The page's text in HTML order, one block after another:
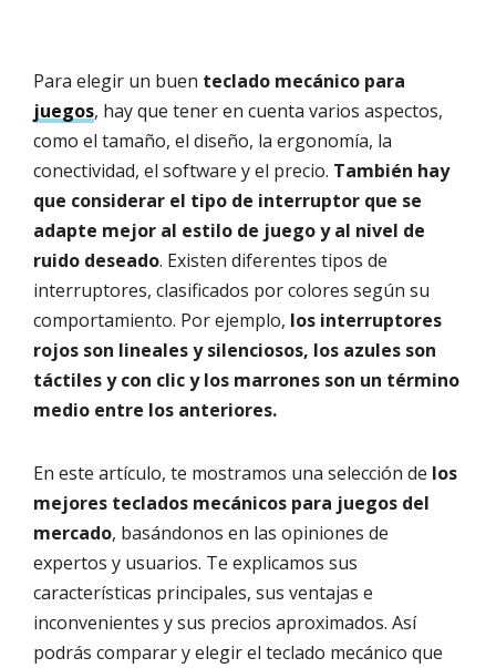
Para elegir un buen teclado mecánico para
juegos, hay que tener en cuenta varios aspectos,
como el tamaño, el diseño, la ergonomía, la
conectividad, el software y el precio. También hay
que considerar el tipo de interruptor que se
adapte mejor al estilo de juego y al nivel de
ruido deseado. Existen diferentes tipos de
interruptores, clasificados por colores según su
comportamiento. Por ejemplo, los interruptores
rojos son lineales y silenciosos, los azules son
táctiles y con clic y los marrones son un término
medio entre los anteriores.
En este artículo, te mostramos una selección de los
mejores teclados mecánicos para juegos del
mercado, basándonos en las opiniones de
expertos y usuarios. Te explicamos sus
características principales, sus ventajas e
inconvenientes y sus precios aproximados. Así
podrás comparar y elegir el teclado mecánico que